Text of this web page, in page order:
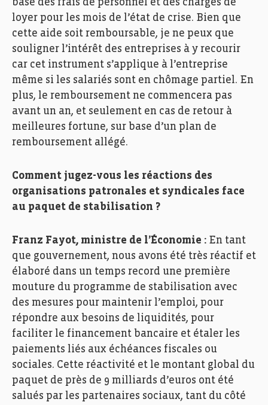
base des frais de personnel et des charges de
loyer pour les mois de l’état de crise. Bien que
cette aide soit remboursable, je ne peux que
souligner l’intérêt des entreprises à y recourir
car cet instrument s’applique à l’entreprise
même si les salariés sont en chômage partiel. En
plus, le remboursement ne commencera pas
avant un an, et seulement en cas de retour à
meilleures fortune, sur base d’un plan de
remboursement allégé.
Comment jugez-vous les réactions des
organisations patronales et syndicales face
au paquet de stabilisation ?
Franz Fayot, ministre de l’Économie : En tant
que gouvernement, nous avons été très réactif et
élaboré dans un temps record une première
mouture du programme de stabilisation avec
des mesures pour maintenir l’emploi, pour
répondre aux besoins de liquidités, pour
faciliter le financement bancaire et étaler les
paiements liés aux échéances fiscales ou
sociales. Cette réactivité et le montant global du
paquet de près de 9 milliards d’euros ont été
salués par les partenaires sociaux, tant du côté